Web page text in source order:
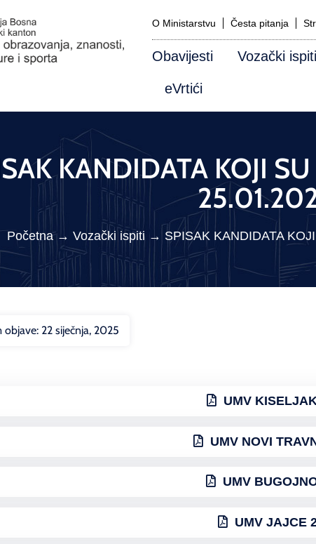
O Ministarstvu Česta pitanja
Obavijesti Vozački ispiti
eVrtići
KANDIDATA KOJI
Početna→ Vozački ispiti→ SPISAK KANDIDATA
objave: 22 siječnja, 2025
UMV
UMV NOVI
UMV
UMV JAJCE